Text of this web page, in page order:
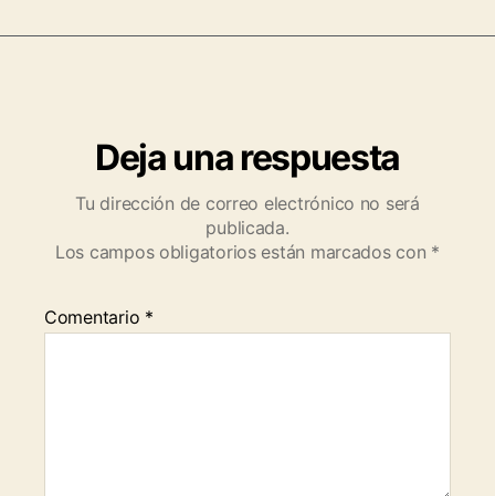
Deja una respuesta
Tu dirección de correo electrónico no será
publicada.
Los campos obligatorios están marcados con *
Comentario *